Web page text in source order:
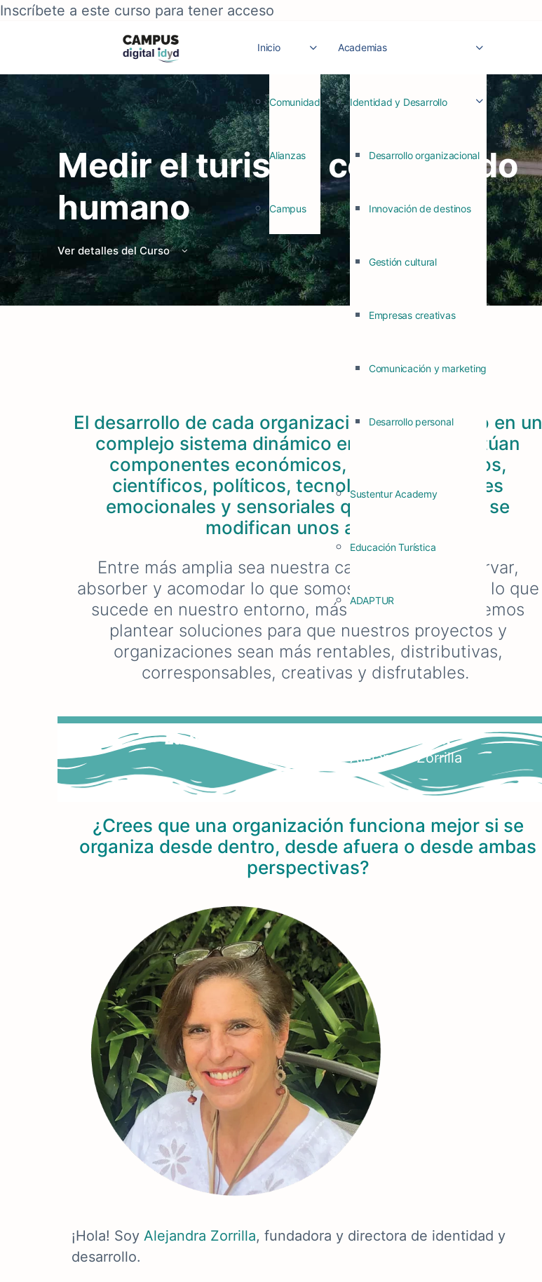
Inscríbete a este curso para tener acceso
Inicio
Comunidad
Alianzas
Campus
Academias
Identidad y Desarrollo
Desarrollo organizacional
Innovación de destinos
Gestión cultural
Empresas creativas
Comunicación y marketing
Desarrollo personal
Sustentur Academy
Educación Turística
ADAPTUR
Medir el turismo con sentido
humano
Ver detalles del Curso
El desarrollo de cada organización está inmerso en un
complejo sistema dinámico en el que interactúan
componentes económicos, sociales, bióticos,
científicos, políticos, tecnológicos, culturales
emocionales y sensoriales que se afectan y se
modifican unos a otros.
Entre más amplia sea nuestra capacidad de observar,
absorber y acomodar lo que somos y queremos con lo que
sucede en nuestro entorno, más claramente podremos
plantear soluciones para que nuestros proyectos y
organizaciones sean más rentables, distributivas,
corresponsables, creativas y disfrutables.
La memoria es energía renovable...
Alejandra Zorrilla
¿Crees que una organización funciona mejor si se
organiza desde dentro, desde afuera o desde ambas
perspectivas?
¡Hola! Soy Alejandra Zorrilla, fundadora y directora de identidad y
desarrollo.